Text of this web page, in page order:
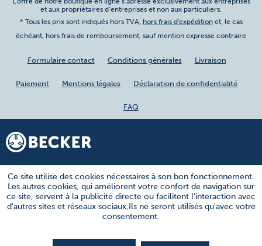
et aux propriétaires d’entreprises et non aux particuliers.
* Tous les prix sont indiqués hors TVA, hors frais d'expéditionet, le cas
échéant, hors frais de remboursement, sauf mention expresse contraire
Formulaire contact Conditions générales Livraison
Paiement Mentions légales Déclaration de confidentialité
FAQ
Ce site utilise des cookies nécessaires à son bon fonctionnement.
Les autres cookies, qui améliorent votre confort de navigation sur
ce site, servent à la publicité directe ou facilitent l'interaction avec
d'autres sites et réseaux sociaux,Ils ne seront utilisés qu'avec votre
consentement.